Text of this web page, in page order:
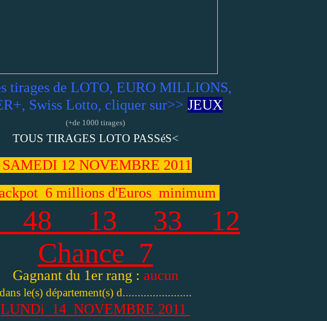
tirages de LOTO, EURO MILLIONS,
Swiss Lotto, cliquer sur>> JEUX
(+de 1000 tirages)
TOUS TIRAGES LOTO PASSéS<
SAMEDI 12 NOVEMBRE 2011
6 millions d'Euros minimum
48 13 33 12
Chance 7
Gagnant du 1er rang : aucun
dans le(s) département(s) d.......................
LUNDi 14 NOVEMBRE 2011